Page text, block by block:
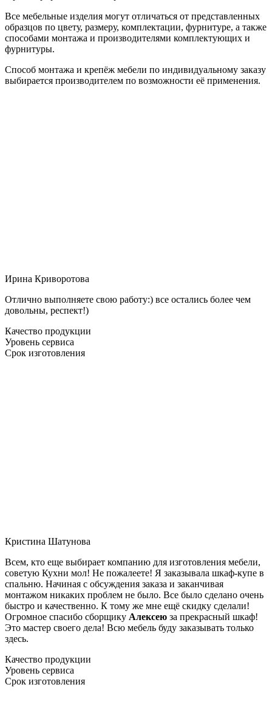
Все мебельные изделия могут отличаться от представленных
образцов по цвету, размеру, комплектации, фурнитуре, а также
способами монтажа и производителями комплектующих и
фурнитуры.
Способ монтажа и крепёж мебели по индивидуальному заказу
выбирается производителем по возможности её применения.
Ирина Криворотова
Отлично выполняете свою работу:) все остались более чем
довольны, респект!)
Качество продукции
Уровень сервиса
Срок изготовления
Кристина Шатунова
Всем, кто еще выбирает компанию для изготовления мебели,
советую Кухни мол! Не пожалеете! Я заказывала шкаф-купе в
спальню. Начиная с обсуждения заказа и заканчивая
монтажом никаких проблем не было. Все было сделано очень
быстро и качественно. К тому же мне ещё скидку сделали!
Огромное спасибо сборщику Алексею за прекрасный шкаф!
Это мастер своего дела! Всю мебель буду заказывать только
здесь.
Качество продукции
Уровень сервиса
Срок изготовления